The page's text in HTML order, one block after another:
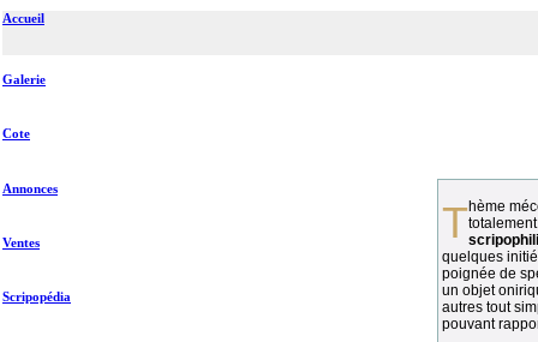
Accueil
Galerie
Cote
Annonces
Ventes
Scripopédia
Thème méconnu des collectionneurs et
quelques
poignée de
un objet
autres tout
pouvant